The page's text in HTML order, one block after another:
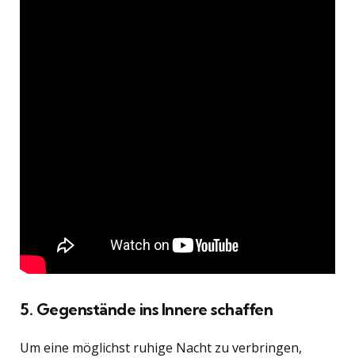
5. Gegenstände ins Innere schaffen
Um eine möglichst ruhige Nacht zu verbringen,